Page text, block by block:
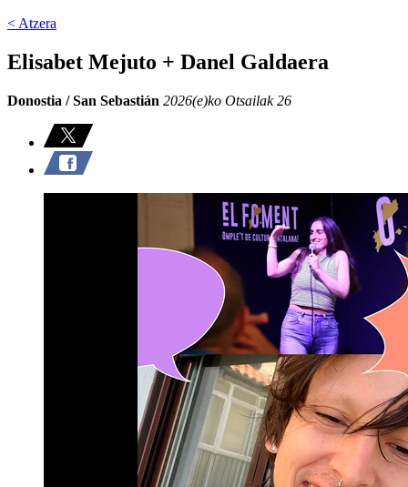
< Atzera
Elisabet Mejuto + Danel Galdaera
Donostia / San Sebastián 2026(e)ko Otsailak 26